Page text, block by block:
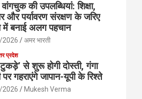
की उपलब्धियां: शिक्षा,
और पर्यावरण संरक्षण के जरिए
में बनाई अलग पहचान
2026 अमर भारती
प्रदेश
टुकड़े’ से शुरू होगी दोस्ती, गंगा
गहराएंगे जापान-यूपी के रिश्ते
2026 Mukesh Verma